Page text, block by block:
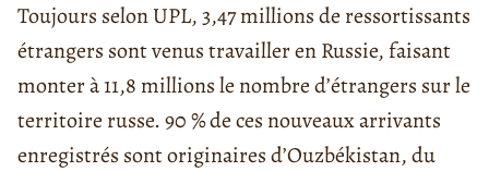
Toujours selon UPL, 3,47 millions de ressortissants
étrangers sont venus travailler en Russie, faisant
monter à 11,8 millions le nombre d’étrangers sur le
territoire russe. 90 % de ces nouveaux arrivants
enregistrés sont originaires d’Ouzbékistan, du